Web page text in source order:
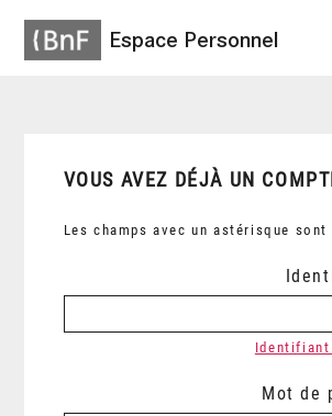
Espace Personnel
VOUS AVEZ DÉJÀ UN
Les champs avec un astérisque
Identifiant
Mot de